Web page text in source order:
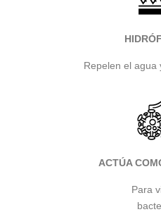
Repelen el agua
ACTÚA
Para